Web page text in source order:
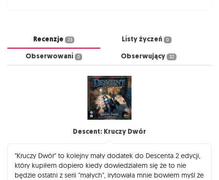
Recenzje 23 Listy życzeń 0
Obserwowani 0 Obserwujący 32
Descent: Kruczy Dwór
"Kruczy Dwór" to kolejny mały dodatek do Descenta 2 edycji,
który kupiłem dopiero kiedy dowiedziałem się że to nie
będzie ostatni z serii "małych", irytowała mnie bowiem myśl że